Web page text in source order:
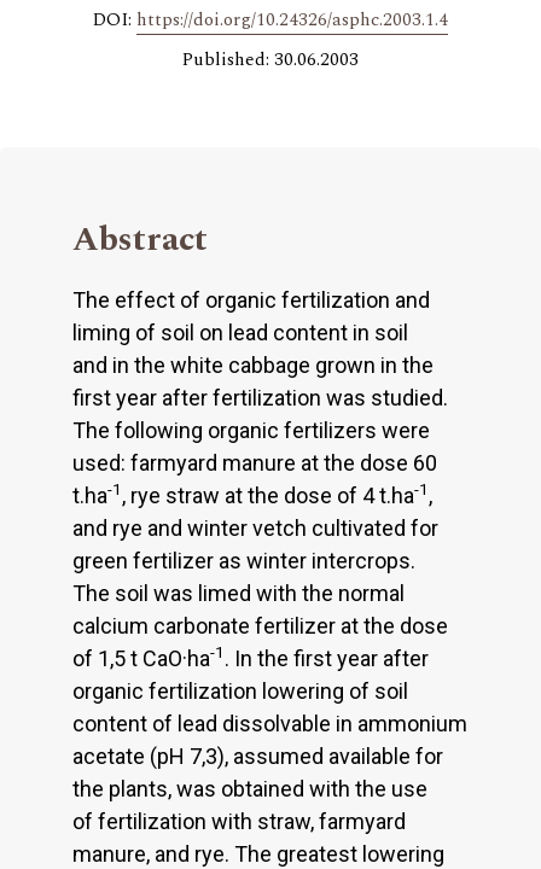
DOI: https://doi.org/10.24326/asphc.2003.1.4
Published: 30.06.2003
Abstract
The effect of organic fertilization and
liming of soil on lead content in soil
and in the white cabbage grown in the
first year after fertilization was studied.
The following organic fertilizers were
used: farmyard manure at the dose 60
t.ha-1 , rye straw at the dose of 4 t.ha-1 ,
and rye and winter vetch cultivated for
green fertilizer as winter intercrops.
The soil was limed with the normal
calcium carbonate fertilizer at the dose
of 1,5 t CaO·ha-1 . In the first year after
organic fertilization lowering of soil
content of lead dissolvable in ammonium
acetate (pH 7,3), assumed available for
the plants, was obtained with the use
of fertilization with straw, farmyard
manure, and rye. The greatest lowering